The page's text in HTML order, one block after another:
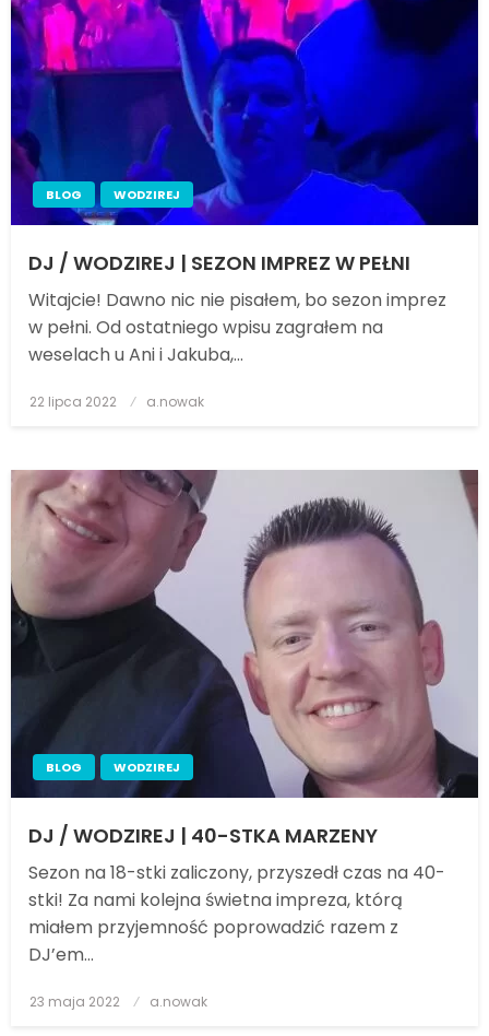
BLOG WODZIREJ
DJ / WODZIREJ | SEZON IMPREZ W PEŁNI
Witajcie! Dawno nic nie pisałem, bo sezon imprez
w pełni. Od ostatniego wpisu zagrałem na
weselach u Ani i Jakuba,…
Posted
22 lipca 2022 a.nowak
BLOG WODZIREJ
DJ / WODZIREJ | 40-STKA MARZENY
Sezon na 18-stki zaliczony, przyszedł czas na 40-
stki! Za nami kolejna świetna impreza, którą
miałem przyjemność poprowadzić razem z
DJ’em…
Posted
23 maja 2022 a.nowak